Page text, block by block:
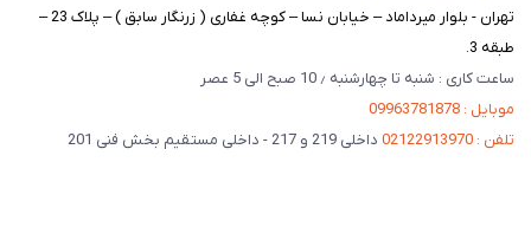
تهران - بلوار میرداماد – خیابان نسا – کوچه غفاری ( زرنگار سابق ) – پلاک 23 –
طبقه 3.
ساعت کاری : شنبه تا چهارشنبه ٫ 10 صبح الی 5 عصر
موبایل : 09963781878
تلفن : 02122913970
داخلی 219 و 217 - داخلی مستقیم بخش فنی 201